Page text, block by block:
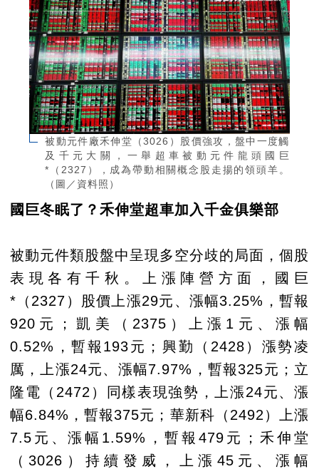
被動元件廠禾伸堂（3026）股價強攻，盤中一度觸
及千元大關，一舉超車被動元件龍頭國巨
*（2327），成為帶動相關概念股走揚的領頭羊。
（圖／資料照）
國巨冬眠了？禾伸堂超車加入千金俱樂部
被動元件類股盤中呈現多空分歧的局面，個股
表現各有千秋。上漲陣營方面，國巨
*（2327）股價上漲29元、漲幅3.25%，暫報
920元；凱美（2375）上漲1元、漲幅
0.52%，暫報193元；興勤（2428）漲勢凌
厲，上漲24元、漲幅7.97%，暫報325元；立
隆電（2472）同樣表現強勢，上漲24元、漲
幅6.84%，暫報375元；華新科（2492）上漲
7.5元、漲幅1.59%，暫報479元；禾伸堂
（3026）持續發威，上漲45元、漲幅